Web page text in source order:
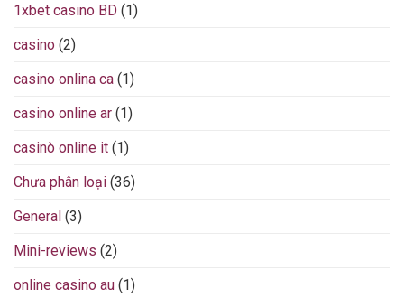
1xbet casino BD (1)
casino (2)
casino onlina ca (1)
casino online ar (1)
casinò online it (1)
Chưa phân loại (36)
General (3)
Mini-reviews (2)
online casino au (1)